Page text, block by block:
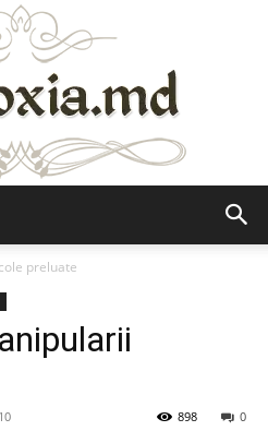
preluate
0
898